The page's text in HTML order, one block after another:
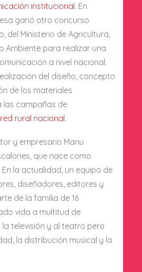
institucional. En
ganó otro concurso
del Ministerio de Agricultura,
Ambiente para realizar una
a nivel nacional.
del diseño, concepto
de los materiales
las campañas de
red rural nacional.
y empresario Manu
que nace como
la actualidad, un equipo de
diseñadores, editores y
de la familia de 16
vida a multitud de
televisión y al teatro pero
la distribución musical y la